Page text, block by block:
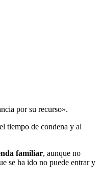
por su recurso».
tiempo de condena y al
familiar, aunque no
se ha ido no puede entrar y